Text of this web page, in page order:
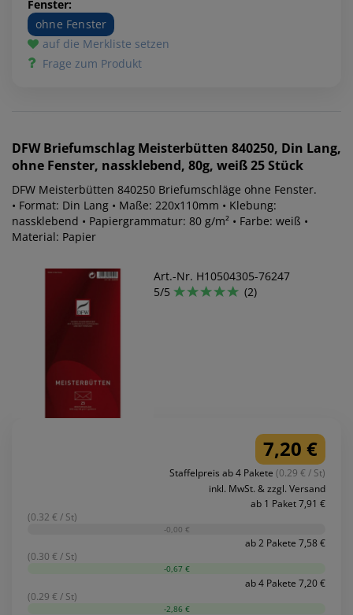
Fenster:
ohne Fenster
auf die Merkliste setzen
Frage zum Produkt
DFW Briefumschlag Meisterbütten 840250, Din Lang,
ohne Fenster, nassklebend, 80g, weiß 25 Stück
DFW Meisterbütten 840250 Briefumschläge ohne Fenster.
• Format: Din Lang • Maße: 220x110mm • Klebung:
nassklebend • Papiergrammatur: 80 g/m² • Farbe: weiß •
Material: Papier
Art.-Nr. H10504305-76247
5/5
(2)
7,20 €
Staffelpreis ab 4 Pakete (0.29 € / St)
inkl. MwSt. & zzgl. Versand
ab 1 Paket 7,91 €
(0.32 € / St)
-0,00 €
ab 2 Pakete 7,58 €
(0.30 € / St)
-0,67 €
ab 4 Pakete 7,20 €
(0.29 € / St)
-2,86 €